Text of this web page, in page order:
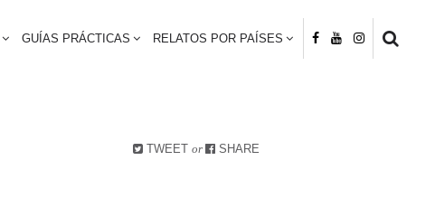
GUÍAS PRÁCTICAS RELATOS POR PAÍSES
TWEET or SHARE